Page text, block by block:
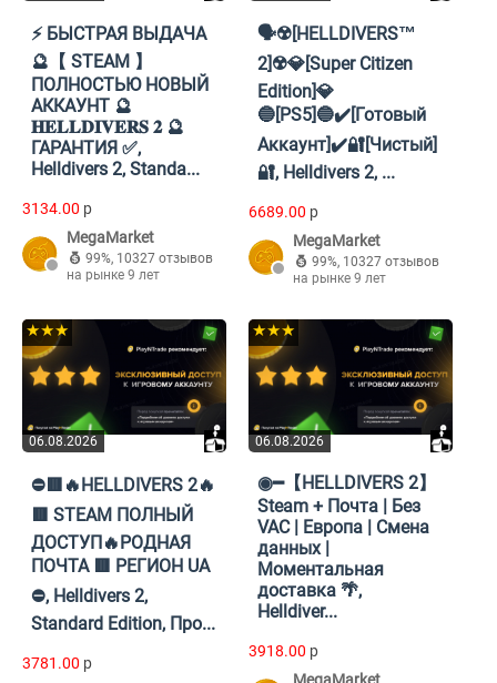
⚡ БЫСТРАЯ ВЫДАЧА
🔮【 STEAM 】
ПОЛНОСТЬЮ НОВЫЙ
АККАУНТ 🔮
𝐇𝐄𝐋𝐋𝐃𝐈𝐕𝐄𝐑𝐒 𝟐 🔮
ГАРАНТИЯ ✅,
Helldivers 2, Standa...
3134.00 p
MegaMarket
99%, 10327 отзывов
на рынке 9 лет
🗣️☢️[HELLDIVERS™
2]☢️💎[Super Citizen
Edition]💎
🔵[PS5]🔵✔️[Готовый
Аккаунт]✔️🔐[Чистый]
🔐, Helldivers 2, ...
6689.00 p
MegaMarket
99%, 10327 отзывов
на рынке 9 лет
06.08.2026
★★★
⛔🟥🔥HELLDIVERS 2🔥
🟥 STEAM ПОЛНЫЙ
ДОСТУП🔥РОДНАЯ
ПОЧТА 🟥 РЕГИОН UA
⛔, Helldivers 2,
Standard Edition, Про...
3781.00 p
06.08.2026
★★★
◉━【HELLDIVERS 2】
Steam + Почта | Без
VAC | Европа | Смена
данных |
Моментальная
доставка 🌴,
Helldiver...
3918.00 p